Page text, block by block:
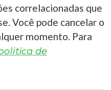
correlacionadas que
Você pode cancelar o
momento. Para
de